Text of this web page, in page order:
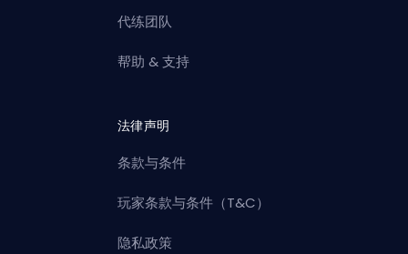
代练团队
帮助 & 支持
法律声明
条款与条件
玩家条款与条件（T&C）
隐私政策